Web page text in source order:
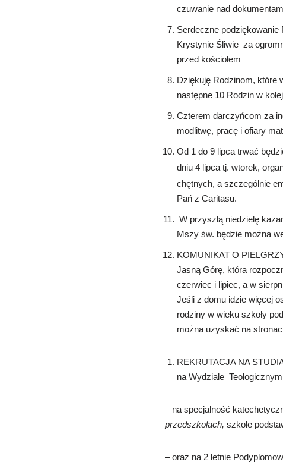
czuwanie nad
Serdeczne podziękowanie
Krystynie Śliwie za
przed kościołem
Dziękuję Rodzinom, które
następne 10 Rodzin w
Czterem darczyńcom za
modlitwę, pracę i ofiary
Od 1 do 9 lipca trwać
dniu 4 lipca tj. wtorek,
chętnych, a szczególnie
Pań z Caritasu.
W przyszłą niedzielę
Mszy św. będzie można
KOMUNIKAT O
Jasną Górę, która
czerwiec i lipiec, a w
Jeśli z domu idzie więcej
rodziny w wieku szkoły
można uzyskać na
REKRUTACJA NA
na Wydziale
– na specjalność
przedszkolach, szkole
– oraz na 2 letnie